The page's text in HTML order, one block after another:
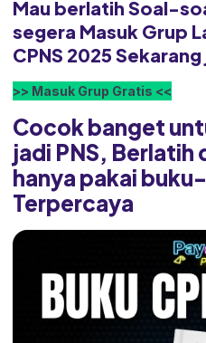
Mau berlatih Soal-
segera Masuk Grup
CPNS 2025
>> Masuk Grup Gratis <<
Cocok banget
jadi PNS, Berlatih
hanya pakai
Terpercaya